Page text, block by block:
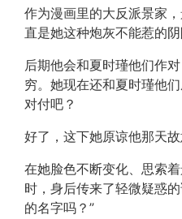
作为漫画里的大反派景家
直是她这种炮灰不能惹的阴
后期他会和夏时瑾他们作
穷。她现在还和夏时瑾他
对付吧？
好了，这下她原谅他那天故
在她脸色不断变化、思索
时，身后传来了轻微疑惑
的名字吗？”